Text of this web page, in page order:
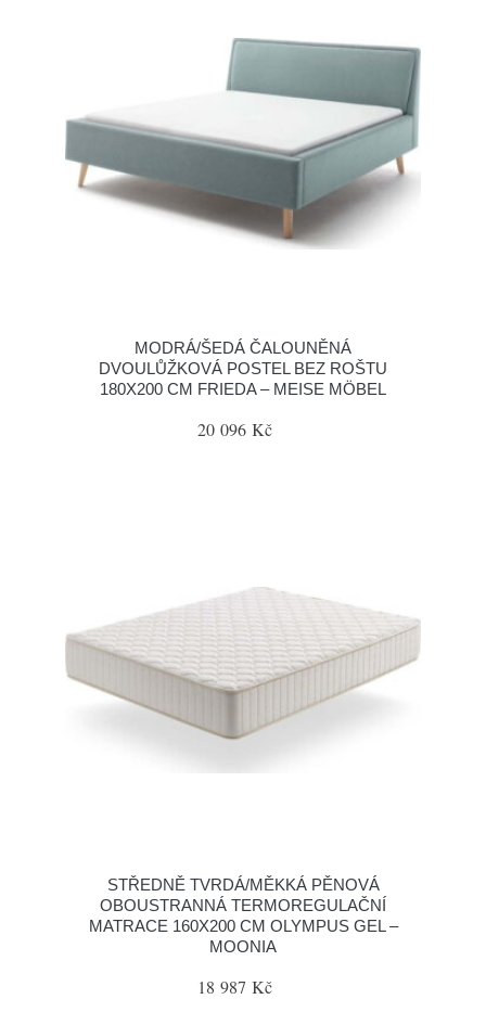
MODRÁ/ŠEDÁ ČALOUNĚNÁ
DVOULŮŽKOVÁ POSTEL BEZ ROŠTU
180X200 CM FRIEDA – MEISE MÖBEL
20 096 Kč
STŘEDNĚ TVRDÁ/MĚKKÁ PĚNOVÁ
OBOUSTRANNÁ TERMOREGULAČNÍ
MATRACE 160X200 CM OLYMPUS GEL –
MOONIA
18 987 Kč